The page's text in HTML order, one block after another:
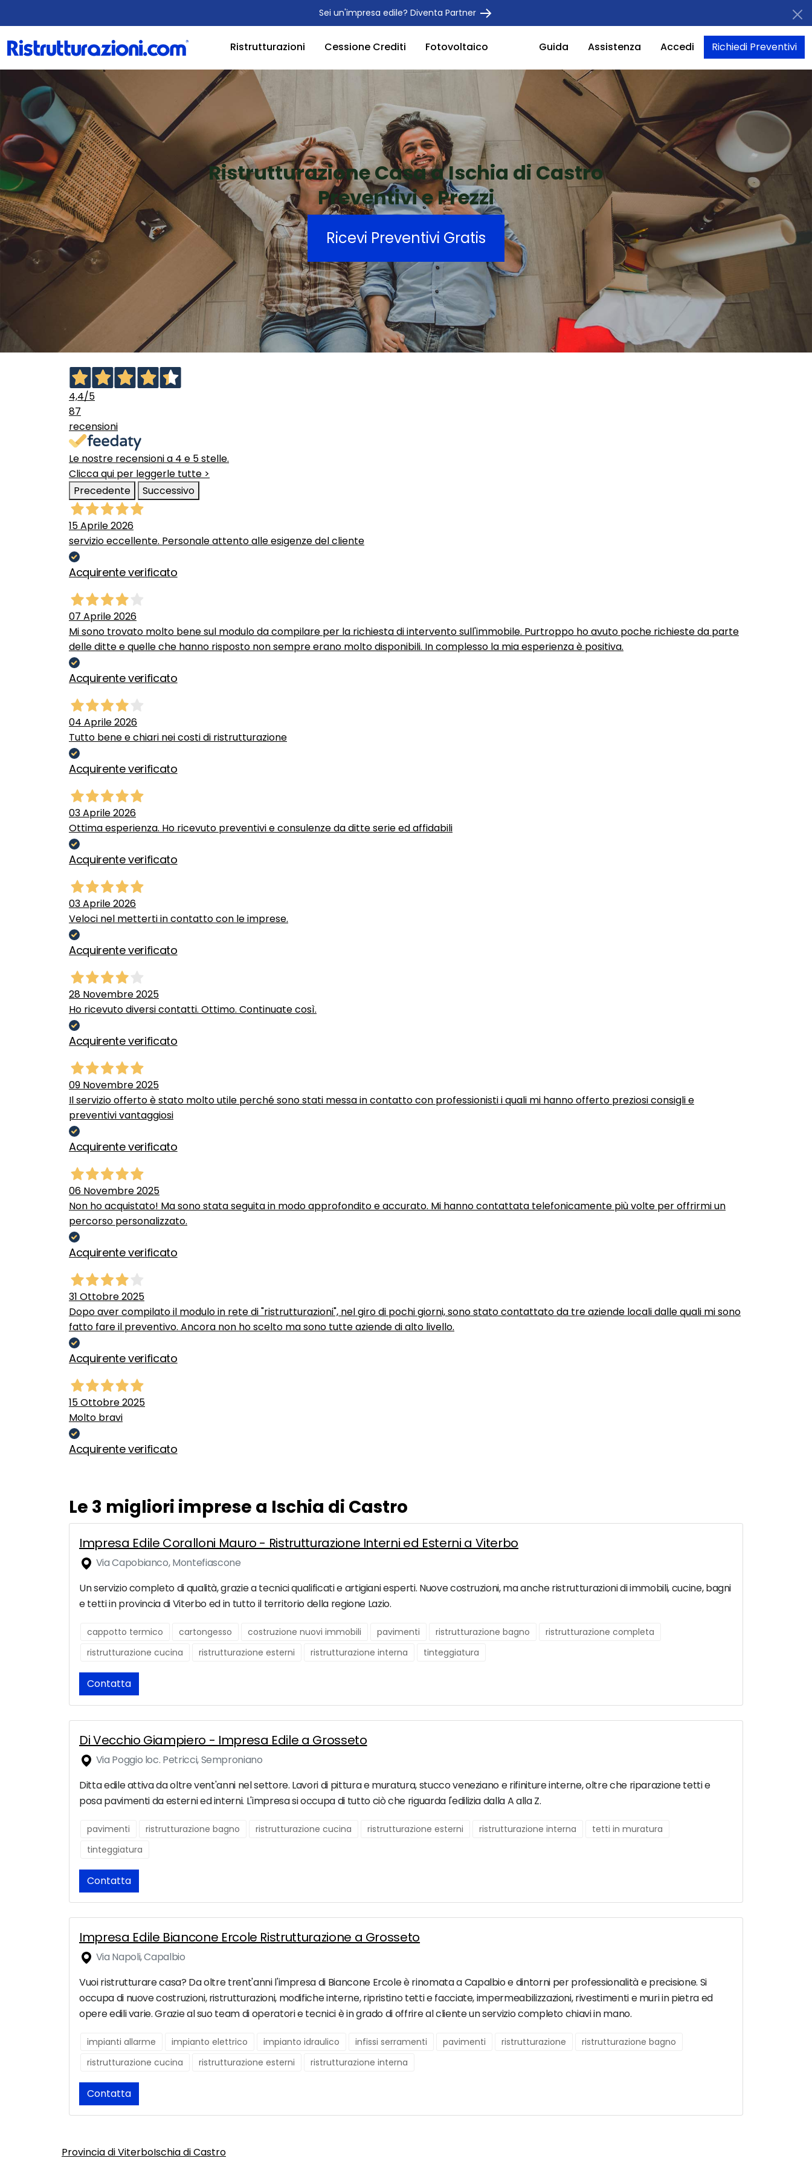
Sei un'impresa edile? Diventa Partner
Ristrutturazioni Cessione Crediti Fotovoltaico Guida Assistenza Accedi Richiedi Preventivi
Ristrutturazione Casa a Ischia di Castro
Preventivi e Prezzi
Ricevi Preventivi Gratis
4,4/5
87
recensioni
Le nostre recensioni a 4 e 5 stelle.
Clicca qui per leggerle tutte >
Precedente
Successivo
15 Aprile 2026
servizio eccellente. Personale attento alle esigenze del cliente
Acquirente verificato
07 Aprile 2026
Mi sono trovato molto bene sul modulo da compilare per la richiesta di intervento sull'immobile. Purtroppo ho avuto poche richieste da parte
delle ditte e quelle che hanno risposto non sempre erano molto disponibili. In complesso la mia esperienza è positiva.
Acquirente verificato
04 Aprile 2026
Tutto bene e chiari nei costi di ristrutturazione
Acquirente verificato
03 Aprile 2026
Ottima esperienza. Ho ricevuto preventivi e consulenze da ditte serie ed affidabili
Acquirente verificato
03 Aprile 2026
Veloci nel metterti in contatto con le imprese.
Acquirente verificato
28 Novembre 2025
Ho ricevuto diversi contatti. Ottimo. Continuate così.
Acquirente verificato
09 Novembre 2025
Il servizio offerto è stato molto utile perché sono stati messa in contatto con professionisti i quali mi hanno offerto preziosi consigli e
preventivi vantaggiosi
Acquirente verificato
06 Novembre 2025
Non ho acquistato! Ma sono stata seguita in modo approfondito e accurato. Mi hanno contattata telefonicamente più volte per offrirmi un
percorso personalizzato.
Acquirente verificato
31 Ottobre 2025
Dopo aver compilato il modulo in rete di "ristrutturazioni", nel giro di pochi giorni, sono stato contattato da tre aziende locali dalle quali mi sono
fatto fare il preventivo. Ancora non ho scelto ma sono tutte aziende di alto livello.
Acquirente verificato
15 Ottobre 2025
Molto bravi
Acquirente verificato
Le 3 migliori imprese a Ischia di Castro
Impresa Edile Coralloni Mauro - Ristrutturazione Interni ed Esterni a Viterbo
Via Capobianco, Montefiascone
Un servizio completo di qualità, grazie a tecnici qualificati e artigiani esperti. Nuove costruzioni, ma anche ristrutturazioni di immobili, cucine, bagni
e tetti in provincia di Viterbo ed in tutto il territorio della regione Lazio.
cappotto termico cartongesso costruzione nuovi immobili pavimenti ristrutturazione bagno
ristrutturazione completa
ristrutturazione cucina
ristrutturazione esterni ristrutturazione interna tinteggiatura
Contatta
Di Vecchio Giampiero - Impresa Edile a Grosseto
Via Poggio loc. Petricci, Semproniano
Ditta edile attiva da oltre vent'anni nel settore. Lavori di pittura e muratura, stucco veneziano e rifiniture interne, oltre che riparazione tetti e
posa pavimenti da esterni ed interni. L'impresa si occupa di tutto ciò che riguarda l'edilizia dalla A alla Z.
pavimenti ristrutturazione bagno ristrutturazione cucina ristrutturazione esterni ristrutturazione interna
tetti in muratura
tinteggiatura
Contatta
Impresa Edile Biancone Ercole Ristrutturazione a Grosseto
Via Napoli, Capalbio
Vuoi ristrutturare casa? Da oltre trent'anni l'impresa di Biancone Ercole è rinomata a Capalbio e dintorni per professionalità e precisione. Si
occupa di nuove costruzioni, ristrutturazioni, modifiche interne, ripristino tetti e facciate, impermeabilizzazioni, rivestimenti e muri in pietra ed
opere edili varie. Grazie al suo team di operatori e tecnici è in grado di offrire al cliente un servizio completo chiavi in mano.
impianti allarme impianto elettrico impianto idraulico infissi serramenti pavimenti ristrutturazione
ristrutturazione bagno
ristrutturazione cucina
ristrutturazione esterni ristrutturazione interna
Contatta
Provincia di ViterboIschia di Castro